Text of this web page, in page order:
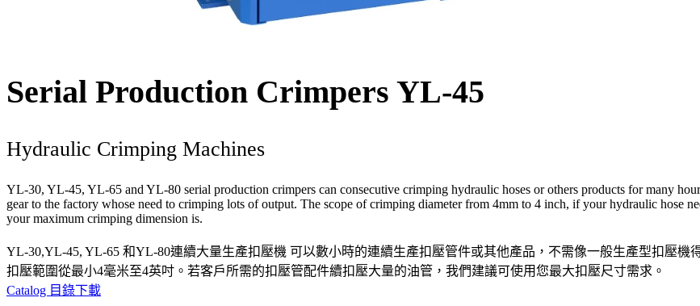
Serial Production Crimpers YL-45
Hydraulic Crimping Machines
YL-30, YL-45, YL-65 and YL-80 serial production crimpers can consecutive crimping hydraulic hoses or others products for many
gear to the factory whose need to crimping lots of output. The scope of crimping diameter from 4mm to 4 inch, if your hydraulic hose
your maximum crimping dimension is.
YL-30,YL-45, YL-65 和YL-80連續大量生產扣壓機 可以數小時的連續生產扣壓管件或其他產品，不需像一般生產型扣壓機
扣壓範圍從最小4毫米至4英吋。若客戶所需的扣壓管配件續扣壓大量的油管，我們建議可使用您最大扣壓尺寸需求。
Catalog 目錄下載